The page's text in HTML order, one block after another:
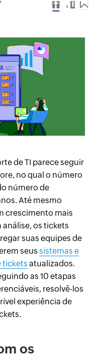
de TI parece seguir
no qual o número
número de
Até mesmo
crescimento mais
os tickets
suas equipes de
seus sistemas e
tickets atualizados.
as 10 etapas
resolvê-los
experiência de
os